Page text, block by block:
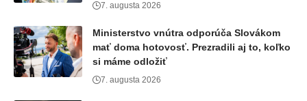
7. augusta 2026
Ministerstvo vnútra odporúča Slovákom
mať doma hotovosť. Prezradili aj to, koľko
si máme odložiť
7. augusta 2026